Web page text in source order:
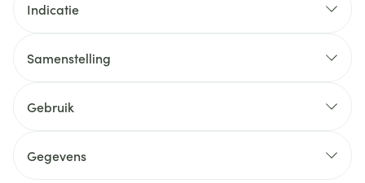
Indicatie
Samenstelling
Gebruik
Gegevens